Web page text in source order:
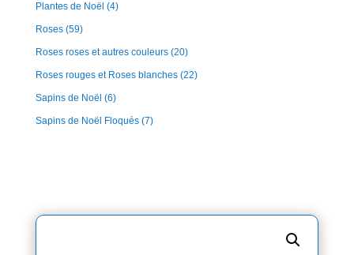
Plantes de Noël (4)
Roses (59)
Roses roses et autres couleurs (20)
Roses rouges et Roses blanches (22)
Sapins de Noël (6)
Sapins de Noël Floqués (7)